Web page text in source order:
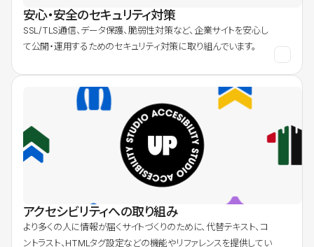
安心・安全のセキュリティ対策
SSL/TLS通信、データ保護、脆弱性対策など、企業サイトを安心し
て公開・運用するためのセキュリティ対策に取り組んでいます。
アクセシビリティへの取り組み
より多くの人に情報が届くサイトづくりのために、代替テキスト、コ
ントラスト、HTMLタグ設定などの機能やリファレンスを提供してい